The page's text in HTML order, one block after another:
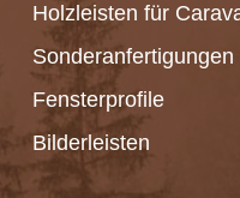
Holzleisten für
Sonderanfertigungen
Fensterprofile
Bilderleisten